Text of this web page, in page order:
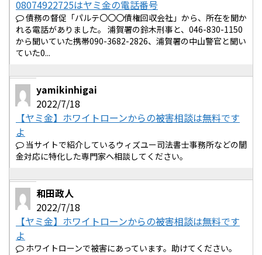
08074922725はヤミ金の電話番号
債務の督促「パルテ〇〇〇債権回収会社」から、所在を聞か
れる電話がありました。 浦賀署の鈴木刑事と、046-830-1150
から聞いていた携帯090-3682-2826、浦賀署の中山警官と聞い
ていた0...
yamikinhigai
2022/7/18
【ヤミ金】ホワイトローンからの被害相談は無料です
よ
当サイトで紹介しているウィズユー司法書士事務所などの闇
金対応に特化した専門家へ相談してください。
和田政人
2022/7/18
【ヤミ金】ホワイトローンからの被害相談は無料です
よ
ホワイトローンで被害にあっています。助けてください。